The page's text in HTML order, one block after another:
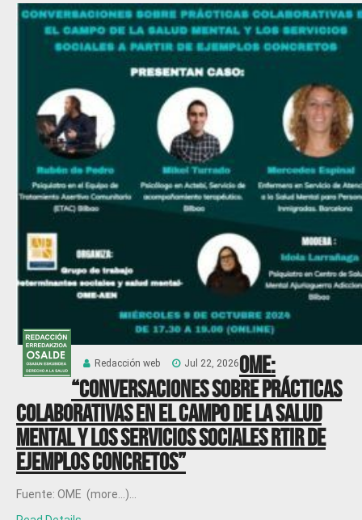
Redacción web Jul 22, 2026OME:
“Conversaciones sobre prácticas
colaborativas en el campo de la salud
mental y los servicios sociales RTIR DE
EJEMPLOS CONCRETOS”
Fuente: OME (more…)...